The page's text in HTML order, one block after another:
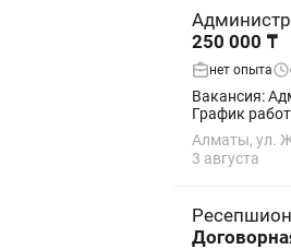
250 000 ₸
нет опыта
Вакансия: Администратор на ресепшн Alamis Clinic
Алматы, ул.
3 августа